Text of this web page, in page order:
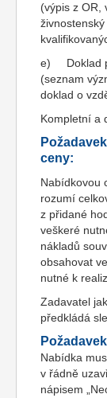
(výpis z OR,
e) Doklad
(seznam
doklad o
Kompletní a
ceny:
Nabídkovou
rozumí
z přidané
veškeré
nákladů
obsahovat
nutné k
Zadavatel
předkládá
Nabídka
v řádně
nápisem